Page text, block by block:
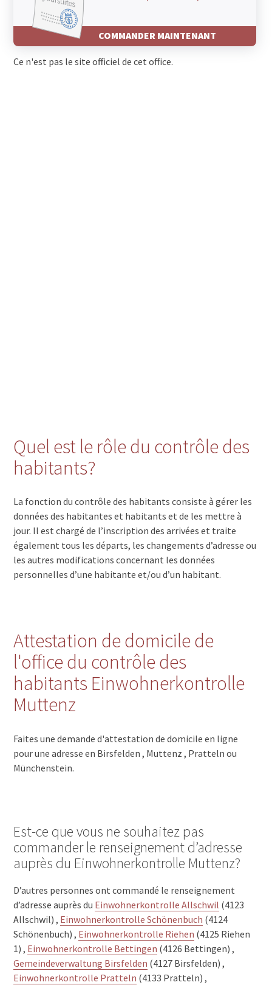
COMMANDER MAINTENANT
Ce n'est pas le site officiel de cet office.
Quel est le rôle du contrôle des
habitants?
La fonction du contrôle des habitants consiste à gérer les
données des habitantes et habitants et de les mettre à
jour. Il est chargé de l’inscription des arrivées et traite
également tous les départs, les changements d’adresse ou
les autres modifications concernant les données
personnelles d’une habitante et/ou d’un habitant.
Attestation de domicile de
l'office du contrôle des
habitants Einwohnerkontrolle
Muttenz
Faites une demande d'attestation de domicile en ligne
pour une adresse en Birsfelden , Muttenz , Pratteln ou
Münchenstein.
Est-ce que vous ne souhaitez pas
commander le renseignement d’adresse
auprès du Einwohnerkontrolle Muttenz?
D’autres personnes ont commandé le renseignement
d’adresse auprès du Einwohnerkontrolle Allschwil (4123
Allschwil) , Einwohnerkontrolle Schönenbuch (4124
Schönenbuch) , Einwohnerkontrolle Riehen (4125 Riehen
1) , Einwohnerkontrolle Bettingen (4126 Bettingen) ,
Gemeindeverwaltung Birsfelden (4127 Birsfelden) ,
Einwohnerkontrolle Pratteln (4133 Pratteln) ,